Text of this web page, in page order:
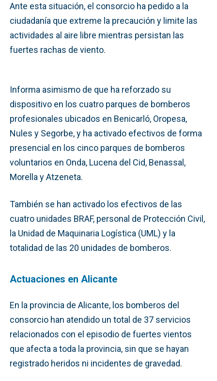
Ante esta situación, el consorcio ha pedido a la
ciudadanía que extreme la precaución y limite las
actividades al aire libre mientras persistan las
fuertes rachas de viento.
Informa asimismo de que ha reforzado su
dispositivo en los cuatro parques de bomberos
profesionales ubicados en Benicarló, Oropesa,
Nules y Segorbe, y ha activado efectivos de forma
presencial en los cinco parques de bomberos
voluntarios en Onda, Lucena del Cid, Benassal,
Morella y Atzeneta.
También se han activado los efectivos de las
cuatro unidades BRAF, personal de Protección Civil,
la Unidad de Maquinaria Logística (UML) y la
totalidad de las 20 unidades de bomberos.
Actuaciones en Alicante
En la provincia de Alicante, los bomberos del
consorcio han atendido un total de 37 servicios
relacionados con el episodio de fuertes vientos
que afecta a toda la provincia, sin que se hayan
registrado heridos ni incidentes de gravedad.